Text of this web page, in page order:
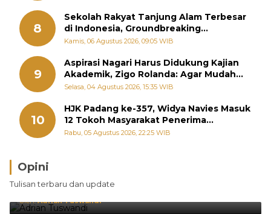
8
Sekolah Rakyat Tanjung Alam Terbesar
di Indonesia, Groundbreaking
September
Kamis, 06 Agustus 2026, 09:05 WIB
9
Aspirasi Nagari Harus Didukung Kajian
Akademik, Zigo Rolanda: Agar Mudah
Diperjuangkan di Kementerian
Selasa, 04 Agustus 2026, 15:35 WIB
10
HJK Padang ke-357, Widya Navies Masuk
12 Tokoh Masyarakat Penerima
Penghargaan Pemko Padang
Rabu, 05 Agustus 2026, 22:25 WIB
Opini
Tulisan terbaru dan update
Brasil Lebih Diunggulkan, tetapi Jepang Selalu
Punya Cara Membuat Kejutan
Oleh:Adrian Tuswandi